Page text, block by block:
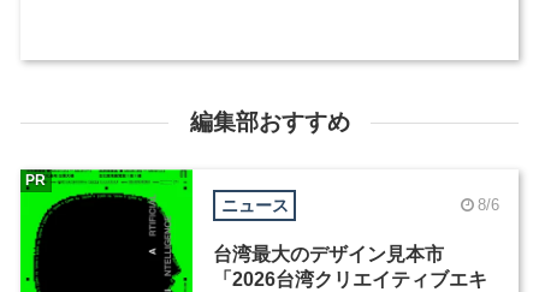
編集部おすすめ
ニュース 8/6
台湾最大のデザイン見本市
「2026台湾クリエイティブエキ
PR